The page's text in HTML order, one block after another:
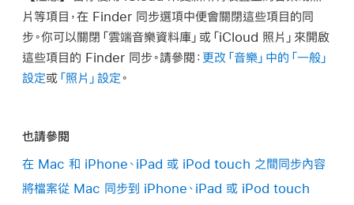
片等項目，在 Finder 同步選項中便會關閉這些項目的同
步。你可以關閉「雲端音樂資料庫」或「iCloud 照片」來開啟
這些項目的 Finder 同步。請參閱： 更改「音樂」中的「一般」
設定或 「照片」設定。
也請參閱
在 Mac 和 iPhone、iPad 或 iPod touch 之間同步內容
將檔案從 Mac 同步到 iPhone、iPad 或 iPod touch